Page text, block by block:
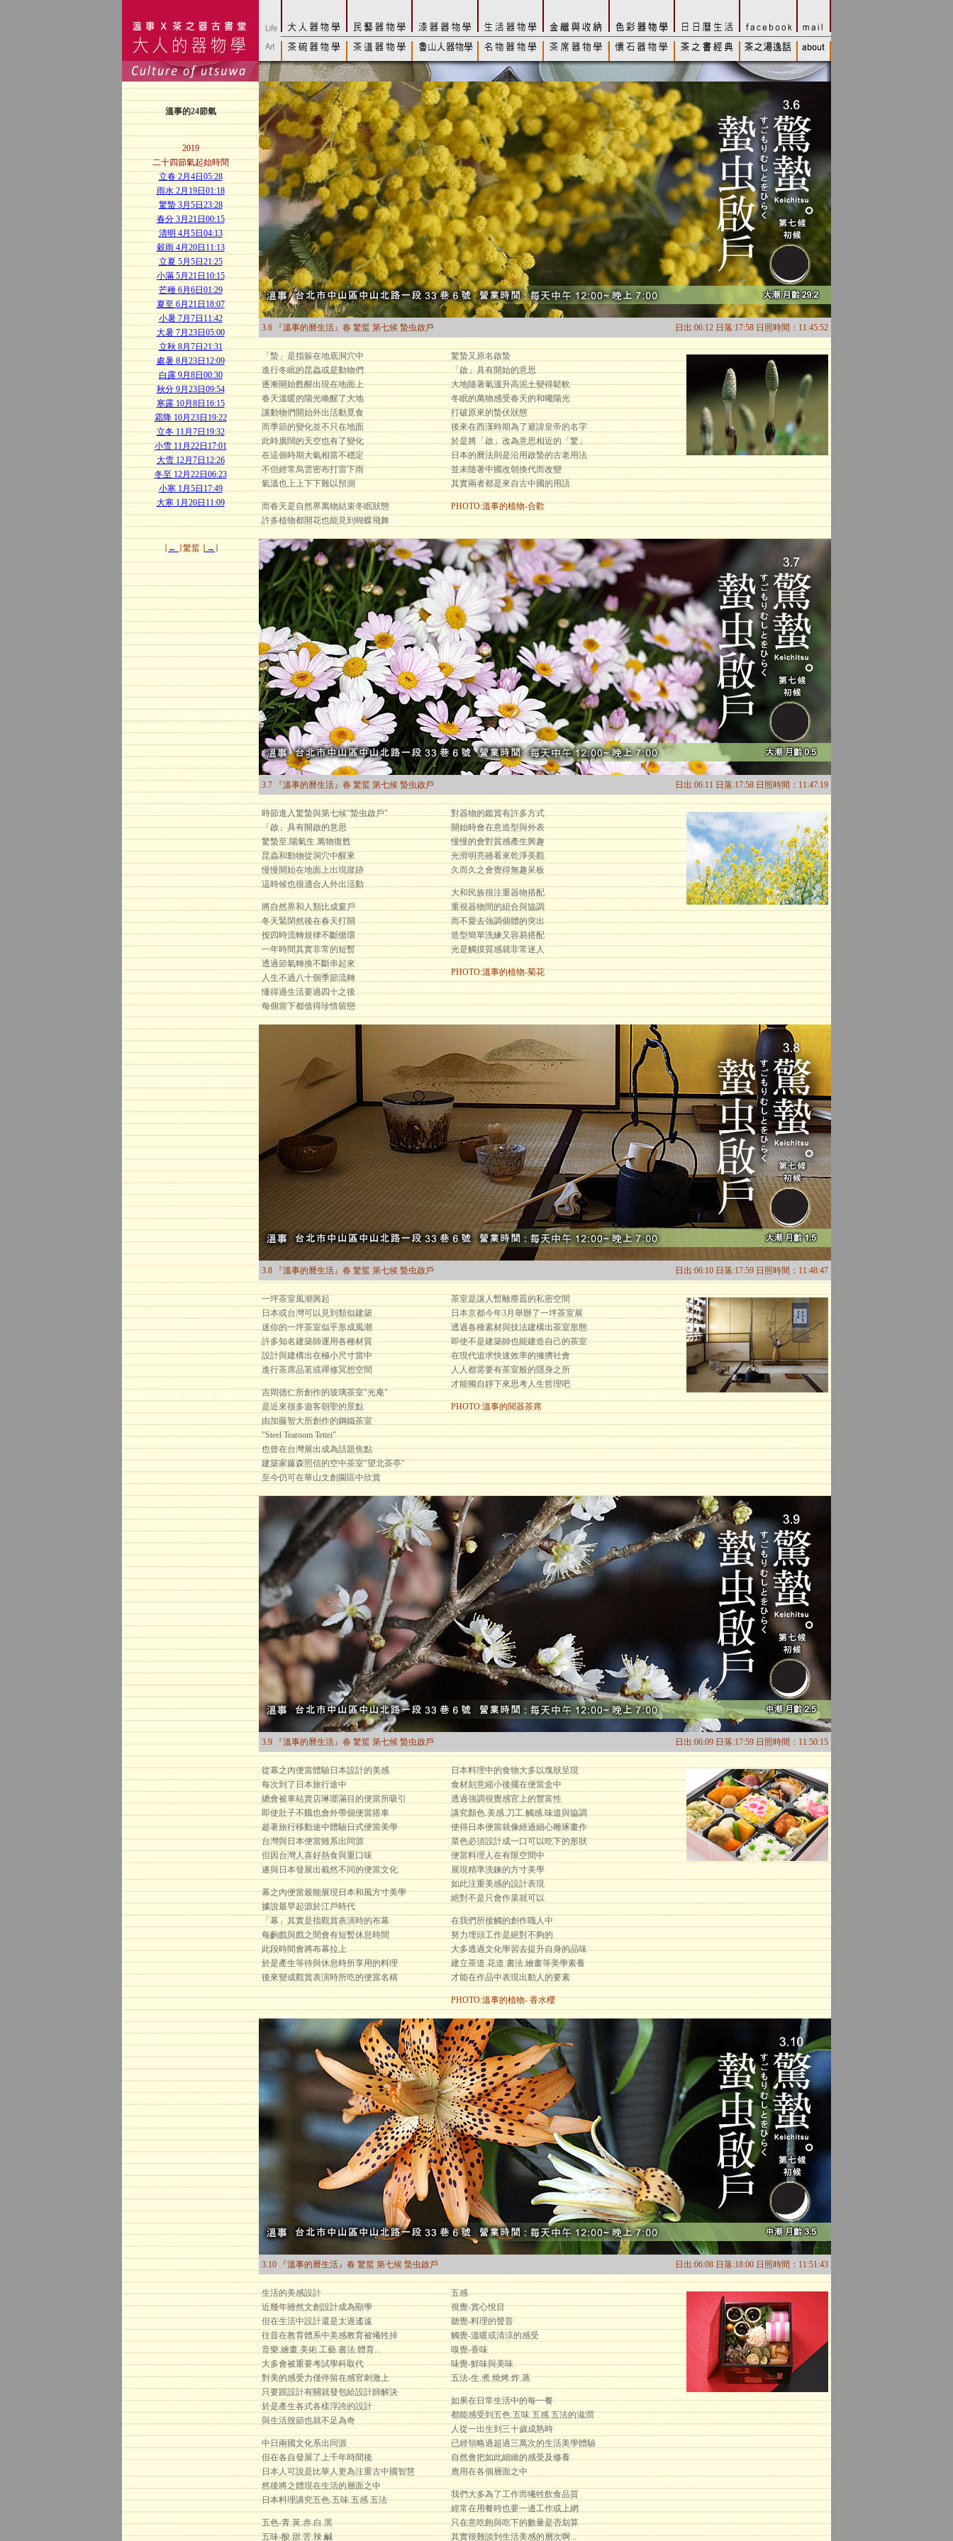
溫事的24節氣
2019
二十四節氣起始時間
立春 2月4日05:28
雨水 2月19日01:18
驚蟄 3月5日23:28
春分 3月21日00:15
清明 4月5日04:13
穀雨 4月20日11:13
立夏 5月5日21:25
小滿 5月21日10:15
芒種 6月6日01:29
夏至 6月21日18:07
小暑 7月7日11:42
大暑 7月23日05:00
立秋 8月7日21:31
處暑 8月23日12:09
白露 9月8日00:30
秋分 9月23日09:54
寒露 10月8日16:15
霜降 10月23日19:22
立冬 11月7日19:32
小雪 11月22日17:01
大雪 12月7日12:26
冬至 12月22日06:23
小寒 1月5日17:49
大寒 1月20日11:09
← ∣ 驚蜇 ∣ →
3.6 『溫事的曆生活』春 驚蜇 第七候 蟄虫啟戶 日出:06:12 日落:17:58 日照時間：11:45:52
「蟄」是指躲在地底洞穴中
進行冬眠的昆蟲或是動物們
逐漸開始甦醒出現在地面上
春天溫暖的陽光喚醒了大地
讓動物們開始外出活動覓食
而季節的變化並不只在地面
此時廣闊的天空也有了變化
在這個時期大氣相當不穩定
不但經常烏雲密布打雷下雨
氣溫也上上下下難以預測
而春天是自然界萬物結束冬眠狀態
許多植物都開花也能見到蝴蝶飛舞
驚蟄又原名啟蟄
「啟」具有開始的意思
大地隨著氣溫升高泥土變得鬆軟
冬眠的萬物感受春天的和曦陽光
打破原來的蟄伏狀態
後來在西漢時期為了避諱皇帝的名字
於是將「啟」改為意思相近的「驚」
日本的曆法則是沿用啟蟄的古老用法
並未隨著中國改朝換代而改變
其實兩者都是來自古中國的用語
PHOTO:溫事的植物-合歡
3.7 『溫事的曆生活』春 驚蜇 第七候 蟄虫啟戶 日出:06:11 日落:17:58 日照時間：11:47:19
時節進入驚蟄與第七候"蟄虫啟戶"
「啟」具有開啟的意思
驚蟄至.陽氣生.萬物復甦
昆蟲和動物從洞穴中醒來
慢慢開始在地面上出現蹤跡
這時候也很適合人外出活動
將自然界和人類比成窗戶
冬天緊閉然後在春天打開
按四時流轉規律不斷循環
一年時間其實非常的短暫
透過節氣轉換不斷串起來
人生不過八十個季節流轉
懂得過生活要過四十之後
每個當下都值得珍惜留戀
對器物的鑑賞有許多方式
開始時會在意造型與外表
慢慢的會對質感產生興趣
光滑明亮雖看來乾淨美觀
久而久之會覺得無趣呆板
大和民族很注重器物搭配
重視器物間的組合與協調
而不愛去強調個體的突出
造型簡單洗練又容易搭配
光是觸摸質感就非常迷人
PHOTO:溫事的植物-菊花
3.8 『溫事的曆生活』春 驚蜇 第七候 蟄虫啟戶 日出:06:10 日落:17:59 日照時間：11:48:47
一坪茶室風潮興起
日本或台灣可以見到類似建築
迷你的一坪茶室似乎形成風潮
許多知名建築師運用各種材質
設計與建構出在極小尺寸當中
進行茶席品茗或禪修冥想空間
吉岡德仁所創作的玻璃茶室"光庵"
是近來很多遊客朝聖的景點
由加藤智大所創作的鋼鐵茶室
"Steel Tearoom Tettei"
也曾在台灣展出成為話題焦點
建築家藤森照信的空中茶室"望北茶亭"
至今仍可在華山文創園區中欣賞
茶室是讓人暫離塵囂的私密空間
日本京都今年3月舉辦了一坪茶室展
透過各種素材與技法建構出茶室形態
即使不是建築師也能建造自己的茶室
在現代追求快速效率的擁擠社會
人人都需要有茶室般的隱身之所
才能獨自靜下來思考人生哲理吧
PHOTO:溫事的閱器茶席
3.9 『溫事的曆生活』春 驚蜇 第七候 蟄虫啟戶 日出:06:09 日落:17:59 日照時間：11:50:15
從幕之內便當體驗日本設計的美感
每次到了日本旅行途中
總會被車站賣店琳瑯滿目的便當所吸引
即使肚子不餓也會外帶個便當搭車
趁著旅行移動途中體驗日式便當美學
台灣與日本便當雖系出同源
但因台灣人喜好熱食與重口味
遂與日本發展出截然不同的便當文化
幕之內便當最能展現日本和風方寸美學
據說最早起源於江戶時代
「幕」其實是指觀賞表演時的布幕
每齣戲與戲之間會有短暫休息時間
此段時間會將布幕拉上
於是產生等待與休息時所享用的料理
後來變成觀賞表演時所吃的便當名稱
日本料理中的食物大多以塊狀呈現
食材刻意縮小後擺在便當盒中
透過強調視覺感官上的豐富性
講究顏色.美感.刀工.觸感.味道與協調
使得日本便當就像經過細心雕琢畫作
菜色必須設計成一口可以吃下的形狀
便當料理人在有限空間中
展現精準洗鍊的方寸美學
如此注重美感的設計表現
絕對不是只會作菜就可以
在我們所接觸的創作職人中
努力埋頭工作是絕對不夠的
大多透過文化學習去提升自身的品味
建立茶道.花道.書法.繪畫等美學素養
才能在作品中表現出動人的要素
PHOTO:溫事的植物- 香水櫻
3.10 『溫事的曆生活』春 驚蜇 第七候 蟄虫啟戶 日出:06:08 日落:18:00 日照時間：11:51:43
生活的美感設計
近幾年雖然文創設計成為顯學
但在生活中設計還是太過遙遠
往昔在教育體系中美感教育被犧牲掉
音樂.繪畫.美術.工藝.書法.體育...
大多會被重要考試學科取代
對美的感受力僅停留在感官刺激上
只要跟設計有關就發包給設計師解決
於是產生各式各樣浮誇的設計
與生活脫節也就不足為奇
中日兩國文化系出同源
但在各自發展了上千年時間後
日本人可說是比華人更為注重古中國智慧
然後將之體現在生活的層面之中
日本料理講究五色.五味.五感.五法
五色-青.黃.赤.白.黑
五味-酸.甜.苦.辣.鹹
五感
視覺-賞心悅目
聽覺-料理的聲音
觸覺-溫暖或清涼的感受
嗅覺-香味
味覺-鮮味與美味
五法-生.煮.燒烤.炸.蒸
如果在日常生活中的每一餐
都能感受到五色.五味.五感.五法的滋潤
人從一出生到三十歲成熟時
已經領略過超過三萬次的生活美學體驗
自然會把如此細緻的感受及修養
應用在各個層面之中
我們大多為了工作而犧牲飲食品質
經常在用餐時也要一邊工作或上網
只在意吃飽與吃下的數量是否划算
其實很難談到生活美感的層次啊...